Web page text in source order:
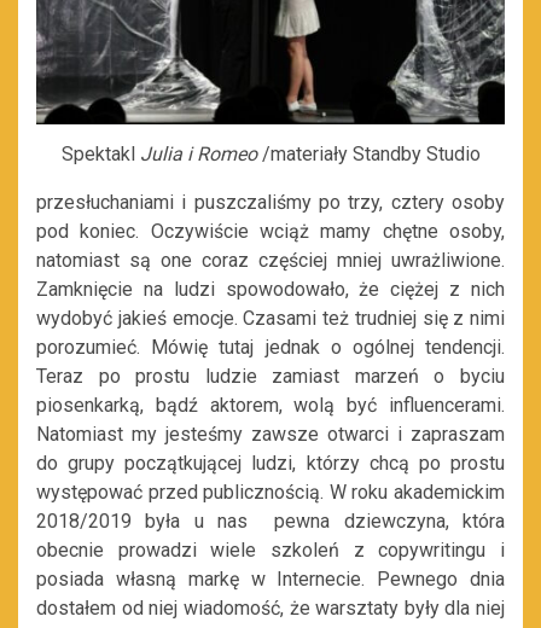
Spektakl Julia i Romeo/materiały Standby Studio
przesłuchaniami i puszczaliśmy po trzy, cztery osoby
pod koniec. Oczywiście wciąż mamy chętne osoby,
natomiast są one coraz częściej mniej uwrażliwione.
Zamknięcie na ludzi spowodowało, że ciężej z nich
wydobyć jakieś emocje. Czasami też trudniej się z nimi
porozumieć. Mówię tutaj jednak o ogólnej tendencji.
Teraz po prostu ludzie zamiast marzeń o byciu
piosenkarką, bądź aktorem, wolą być influencerami.
Natomiast my jesteśmy zawsze otwarci i zapraszam
do grupy początkującej ludzi, którzy chcą po prostu
występować przed publicznością. W roku akademickim
2018/2019 była u nas pewna dziewczyna, która
obecnie prowadzi wiele szkoleń z copywritingu i
posiada własną markę w Internecie. Pewnego dnia
dostałem od niej wiadomość, że warsztaty były dla niej